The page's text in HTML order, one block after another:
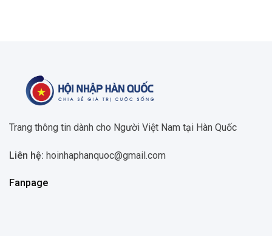
Trang thông tin dành cho Người Việt Nam tại Hàn Quốc
Liên hệ: hoinhaphanquoc@gmail.com
Fanpage